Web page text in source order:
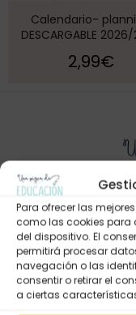
Para ofrecer las
como las cookies
del dispositivo. El
permitirá procesar
navegación o las
consentir o retirar el
a ciertas
Calendario-
DESCARGABLE
2,99€